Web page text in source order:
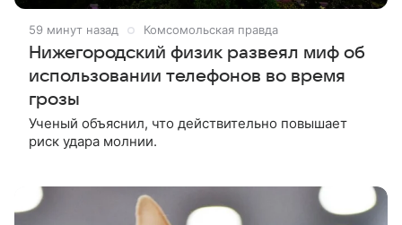
59 минут назад Комсомольская правда
Нижегородский физик развеял миф об
использовании телефонов во время
грозы
Ученый объяснил, что действительно повышает
риск удара молнии.